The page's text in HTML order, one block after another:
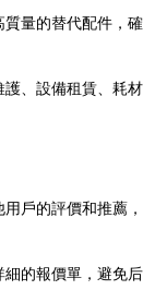
質量的替代配件，確
、設備租賃、耗材
戶的評價和推薦，
的報價單，避免后